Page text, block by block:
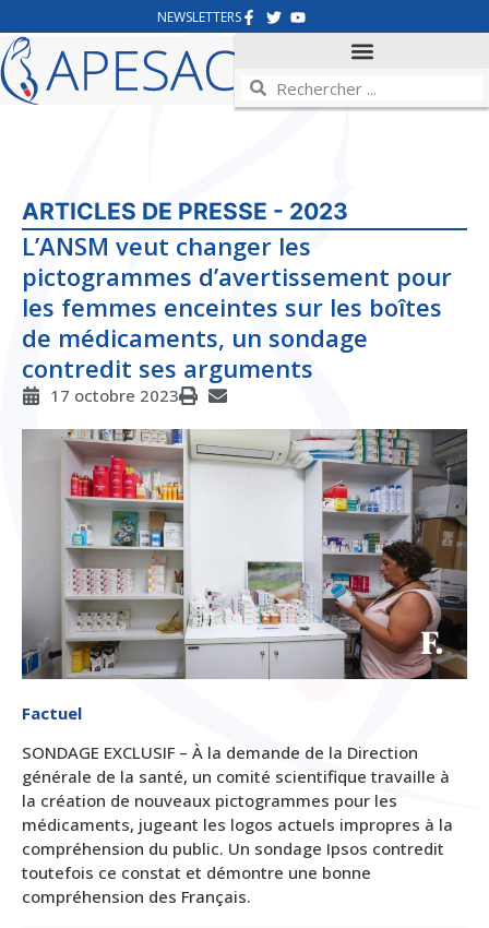
NEWSLETTERS
ARTICLES DE PRESSE - 2023
L’ANSM veut changer les
pictogrammes d’avertissement pour
les femmes enceintes sur les boîtes
de médicaments, un sondage
contredit ses arguments
17 octobre 2023
Factuel
SONDAGE EXCLUSIF – À la demande de la Direction
générale de la santé, un comité scientifique travaille à
la création de nouveaux pictogrammes pour les
médicaments, jugeant les logos actuels impropres à la
compréhension du public. Un sondage Ipsos contredit
toutefois ce constat et démontre une bonne
compréhension des Français.